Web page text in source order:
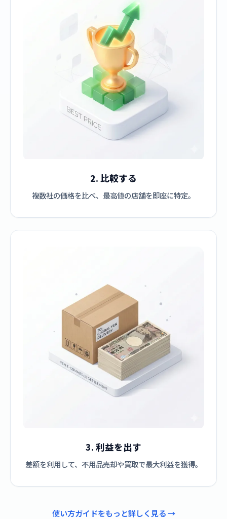
2. 比較する
複数社の価格を比べ、最高値の店舗を即座に特定。
3. 利益を出す
差額を利用して、不用品売却や買取で最大利益を獲得。
使い方ガイドをもっと詳しく見る →